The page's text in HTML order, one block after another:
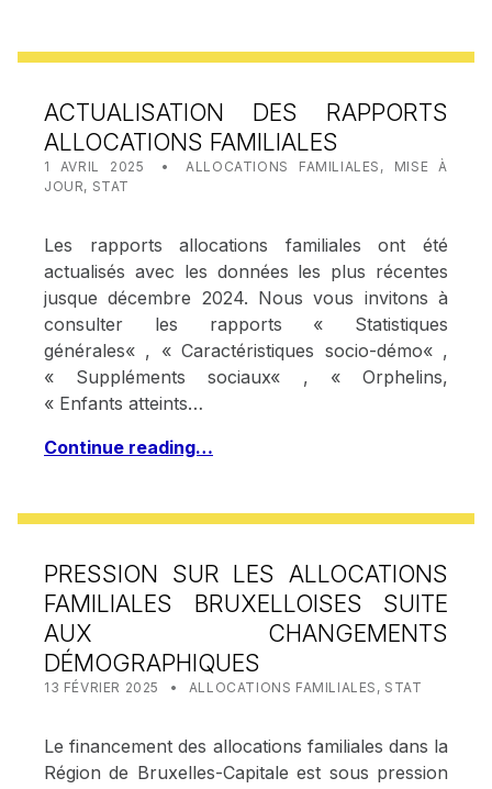
ACTUALISATION DES RAPPORTS
ALLOCATIONS FAMILIALES
POSTED ON:
1 AVRIL 2025 WRITTEN BY:
STAT IRISCARE
CATEGORIZED IN:
ALLOCATIONS FAMILIALES , MISE À
JOUR, STAT
Les rapports allocations familiales ont été
actualisés avec les données les plus récentes
jusque décembre 2024. Nous vous invitons à
consulter les rapports « Statistiques
générales« , « Caractéristiques socio-démo« ,
« Suppléments sociaux« , « Orphelins,
« Enfants atteints…
Continue reading…
PRESSION SUR LES ALLOCATIONS
FAMILIALES BRUXELLOISES SUITE
AUX CHANGEMENTS
DÉMOGRAPHIQUES
POSTED ON:
13 FÉVRIER 2025 WRITTEN BY:
STAT IRISCARE
CATEGORIZED IN:
ALLOCATIONS FAMILIALES , STAT
Le financement des allocations familiales dans la
Région de Bruxelles-Capitale est sous pression